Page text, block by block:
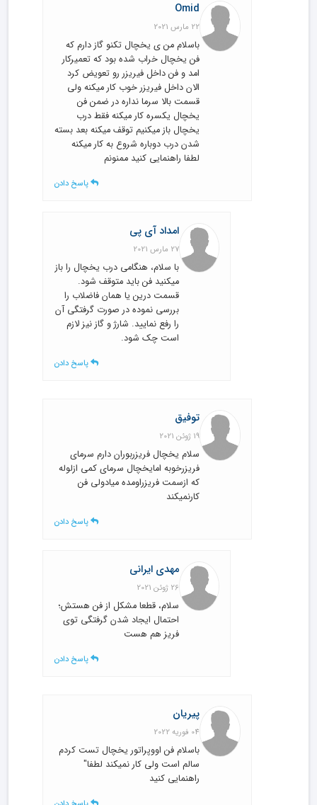
Omid
22 مارس 2021
باسلام من ی یخچال تکنو گاز دارم که
فن یخچال خراب شده بود که تعمیرکار
امد و فن داخل فیریزر رو تعویض کرد
الان داخل فیریزر خوب کار میکنه ولی
قسمت بالا سرما نداره در ضمن فن
یخچال یکسره کار میکنه فقط درب
یخچال باز میکنیم توقف میکنه بعد بسته
شدن درب دوباره شروع به کار میکنه
لطفا راهنمایی کنید ممنونم
پاسخ دادن
امداد آی پی
27 مارس 2021
با سلام، هنگامی درب یخچال را باز
میکنید فن باید متوقف شود.
قسمت درین یا همان فاضلاب را
بررسی نموده در صورت گرفتگی آن
را رفع نمایید. شارژ و گاز نیز لازم
است چک شود.
پاسخ دادن
توفیق
19 ژوئن 2021
سلام یخچال فریزربوران دارم سرمای
فریزرخوبه امایخچال سرمای کمی ازلوله
که ازسمت فریزراومده میادولی فن
کارنمیکند
پاسخ دادن
مهدی ایرانی
26 ژوئن 2021
سلام، قطعا مشکل از فن هستش؛
احتمال ایجاد شدن گرفتگی توی
فریز هم هست
پاسخ دادن
پیریان
04 فوریه 2022
باسلام فن اووپراتور یخچال تست کردم
سالم است ولی کار نمیکند لطفا"
راهنمایی کنید